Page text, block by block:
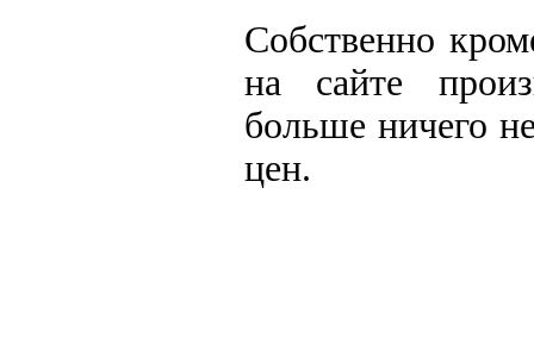
Собственно
на сайте
больше ничего
цен.